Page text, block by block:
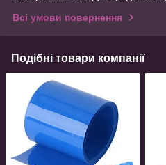
Всі умови повернення
Подібні товари компанії